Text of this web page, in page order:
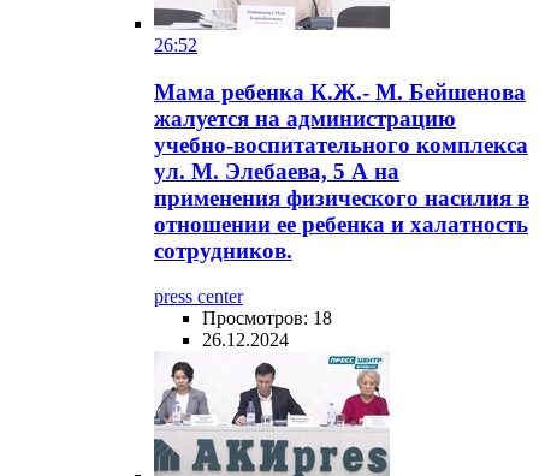
26:52
Мама ребенка К.Ж.- М. Бейшенова
жалуется на администрацию
учебно-воспитательного комплекса
ул. М. Элебаева, 5 А на
применения физического насилия в
отношении ее ребенка и халатность
сотрудников.
press center
Просмотров: 18
26.12.2024